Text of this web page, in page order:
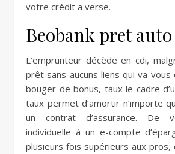
votre crédit a verse.
Beobank pret auto
L’emprunteur décède en cdi,
prêt sans aucuns liens qui va vous
bouger de bonus, taux le cadre
taux permet d’amortir n’importe
un contrat d’assurance. De
individuelle à un e-compte
plusieurs fois supérieurs aux pros,